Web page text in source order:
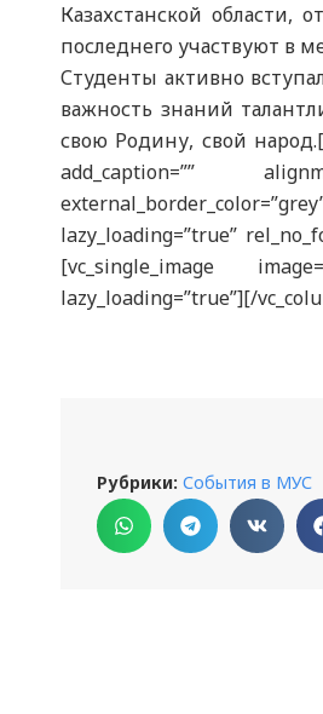
Казахстанской области,
последнего участвуют в
Студенты активно
важность знаний
свою Родину, свой
add_caption=””
lazy_loading=”true”
[vc_single_image
lazy_loading=”true”][/
Рубрики: События в МУС